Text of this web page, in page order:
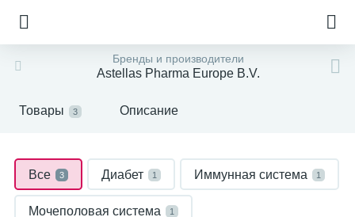
Бренды и производители
Astellas Pharma Europe B.V.
Товары 3 Описание
Все 3 Диабет 1 Иммунная система 1
Мочеполовая система 1